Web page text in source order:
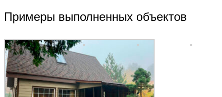
Примеры выполненных объектов